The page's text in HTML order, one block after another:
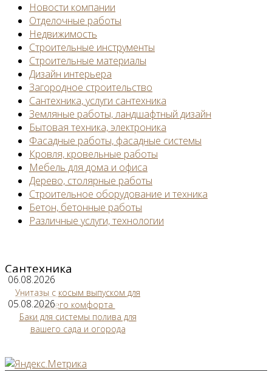
Новости компании
Отделочные работы
Недвижимость
Строительные инструменты
Строительные материалы
Дизайн интерьера
Загородное строительство
Сантехника, услуги сантехника
Земляные работы, ландшафтный дизайн
Бытовая техника, электроника
Фасадные работы, фасадные системы
Кровля, кровельные работы
Мебель для дома и офиса
Дерево, столярные работы
Строительное оборудование и техника
Бетон, бетонные работы
Различные услуги, технологии
Сантехника
06.08.2026
Унитазы с косым выпуском для
вашего комфорта
05.08.2026
Баки для системы полива для
вашего сада и огорода